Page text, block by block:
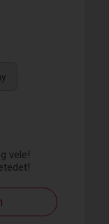
vele!